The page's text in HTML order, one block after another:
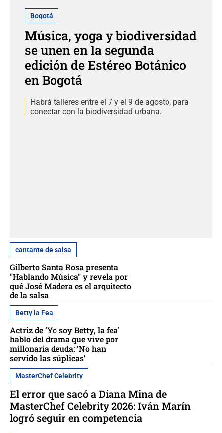
Bogotá
Música, yoga y biodiversidad
se unen en la segunda
edición de Estéreo Botánico
en Bogotá
Habrá talleres entre el 7 y el 9 de agosto, para
conectar con la biodiversidad urbana.
cantante de salsa
Gilberto Santa Rosa presenta
"Hablando Música" y revela por
qué José Madera es el arquitecto
de la salsa
Betty la Fea
Actriz de ‘Yo soy Betty, la fea’
habló del drama que vive por
millonaria deuda: ‘No han
servido las súplicas’
MasterChef Celebrity
El error que sacó a Diana Mina de
MasterChef Celebrity 2026: Iván Marín
logró seguir en competencia